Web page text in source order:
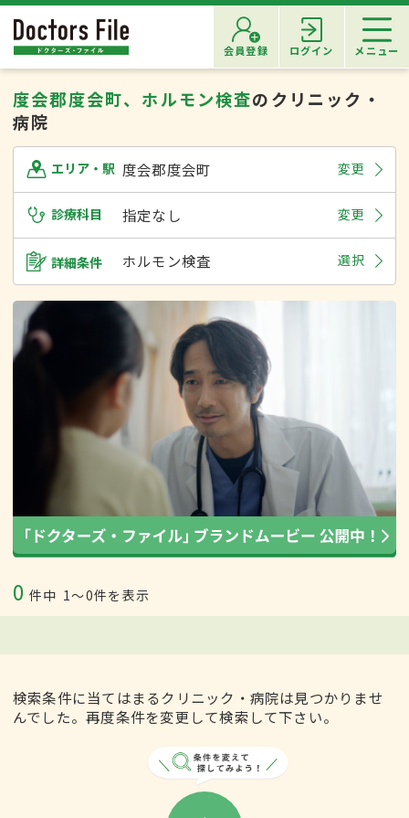
会員登録 ログイン メニュー
度会郡度会町、ホルモン検査のクリニック・
病院
エリア・駅 度会郡度会町 変更
診療科目 指定なし 変更
詳細条件 ホルモン検査 選択
0 件中 1〜0件を表示
検索条件に当てはまるクリニック・病院は見つかりませ
んでした。再度条件を変更して検索して下さい。